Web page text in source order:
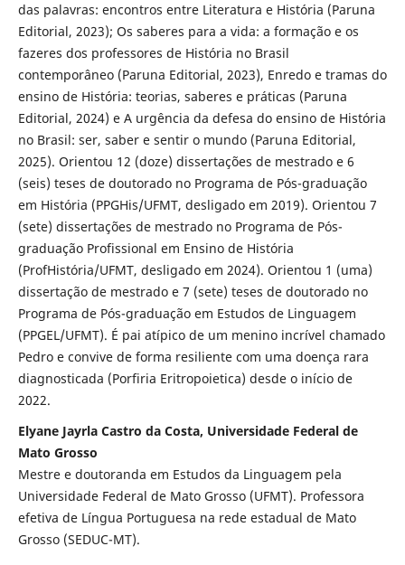
das palavras: encontros entre Literatura e História (Paruna
Editorial, 2023); Os saberes para a vida: a formação e os
fazeres dos professores de História no Brasil
contemporâneo (Paruna Editorial, 2023), Enredo e tramas do
ensino de História: teorias, saberes e práticas (Paruna
Editorial, 2024) e A urgência da defesa do ensino de História
no Brasil: ser, saber e sentir o mundo (Paruna Editorial,
2025). Orientou 12 (doze) dissertações de mestrado e 6
(seis) teses de doutorado no Programa de Pós-graduação
em História (PPGHis/UFMT, desligado em 2019). Orientou 7
(sete) dissertações de mestrado no Programa de Pós-
graduação Profissional em Ensino de História
(ProfHistória/UFMT, desligado em 2024). Orientou 1 (uma)
dissertação de mestrado e 7 (sete) teses de doutorado no
Programa de Pós-graduação em Estudos de Linguagem
(PPGEL/UFMT). É pai atípico de um menino incrível chamado
Pedro e convive de forma resiliente com uma doença rara
diagnosticada (Porfiria Eritropoietica) desde o início de
2022.
Elyane Jayrla Castro da Costa, Universidade Federal de
Mato Grosso
Mestre e doutoranda em Estudos da Linguagem pela
Universidade Federal de Mato Grosso (UFMT). Professora
efetiva de Língua Portuguesa na rede estadual de Mato
Grosso (SEDUC-MT).